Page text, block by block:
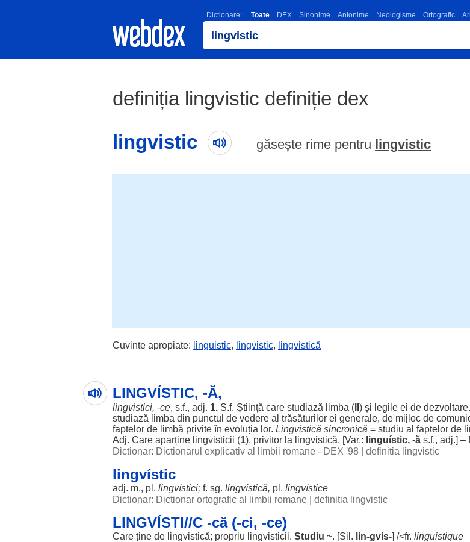
Dictionare: Toate DEX Sinonime Antonime Neologisme Ortografic
definiția lingvistic definiție dex
lingvistic
găsește rime pentru lingvistic
Cuvinte apropiate: linguistic, lingvistic, lingvistică
LINGVÍSTIC, -Ă,
lingvistici, -ce, s.f., adj. 1. S.f. Știință care studiază limba ( ) și legile ei de dezvoltare
studiază limba din punctul de vedere al trăsăturilor ei generale, de mijloc de
faptelor de limbă priviteîn evoluția lor. Lingvistică sincronică = studiu al faptelor de
Adj. Care aparține lingvisticii (1), privitor la lingvistică. [Var.: linguístic, -ă s.f., adj.] –
Dictionar: Dictionarul explicativ al limbii romane - DEX '98
definitia lingvistic
lingvístic
adj. m., pl. lingvístici; f. sg. lingvístică, pl. lingvístice
Dictionar: Dictionar ortografic al limbii romane
definitia lingvistic
LINGVÍSTI//C -că (-ci, -ce)
Care ține de lingvistică; propriu lingvisticii. Studiu ~. [Sil . lin-gvis-] /<fr. linguistique